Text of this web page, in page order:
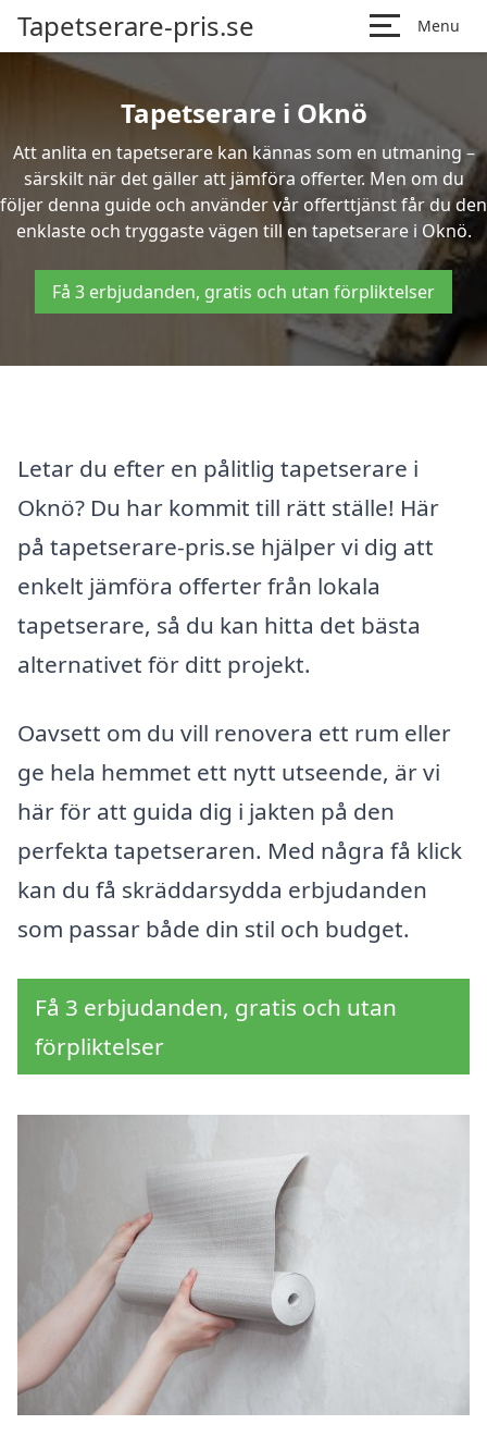
Tapetserare-pris.se Menu
Tapetserare i Oknö
Att anlita en tapetserare kan kännas som en utmaning –
särskilt när det gäller att jämföra offerter. Men om du
följer denna guide och använder vår offerttjänst får du den
enklaste och tryggaste vägen till en tapetserare i Oknö.
Få 3 erbjudanden, gratis och utan förpliktelser
Letar du efter en pålitlig tapetserare i
Oknö? Du har kommit till rätt ställe! Här
på tapetserare-pris.se hjälper vi dig att
enkelt jämföra offerter från lokala
tapetserare, så du kan hitta det bästa
alternativet för ditt projekt.
Oavsett om du vill renovera ett rum eller
ge hela hemmet ett nytt utseende, är vi
här för att guida dig i jakten på den
perfekta tapetseraren. Med några få klick
kan du få skräddarsydda erbjudanden
som passar både din stil och budget.
Få 3 erbjudanden, gratis och utan
förpliktelser